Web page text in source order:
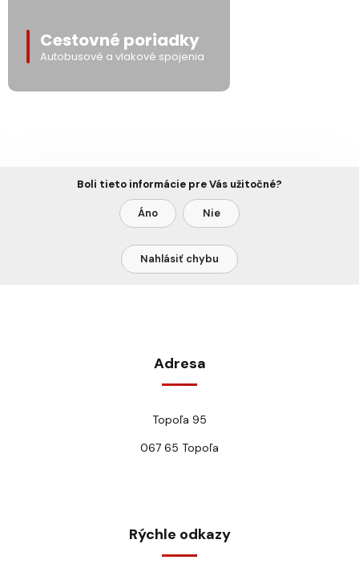
Cestovné poriadky
Autobusové a vlakové spojenia
Boli tieto informácie pre Vás užitočné?
Áno Nie
Nahlásiť chybu
Adresa
Topoľa 95
067 65 Topoľa
Rýchle odkazy